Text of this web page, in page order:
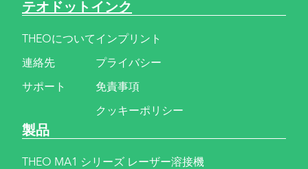
テオドットインク
THEOについて
連絡先
サポート
インプリント
プライバシー
免責事項
クッキーポリシー
製品
THEO MA1 シリーズ レーザー溶接機